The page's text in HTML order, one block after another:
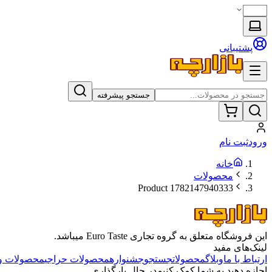
پشتیبانی
جستجو پیشرفته
ورودثبت نام
خانه
محصولات
Product 1782147940333
این فروشگاه متعلق به گروه تجاری Euro Taste میباشد.
لینک‌های مفید
ارتباط با ماوبلاگمحصولاتجستجوجشنوارهمحصولات حراجیمحصولات